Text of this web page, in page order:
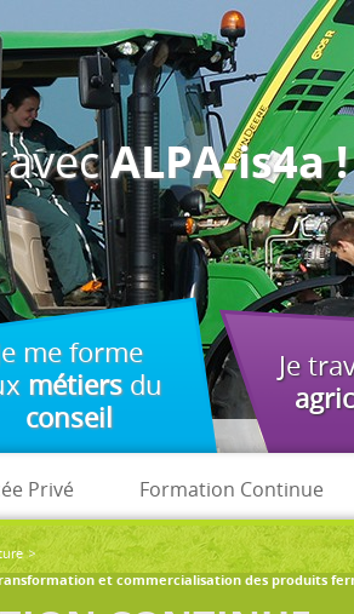
ALPA-is4a !
me forme
métiersdu
conseil
Je
Privé Formation Continue
et commercialisation des produits